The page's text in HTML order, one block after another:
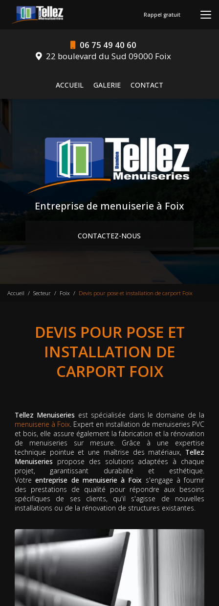
contenu
06 75 49 40 60
22 boulevard du Sud 09000 Foix
ACCUEIL
GALERIE CONTACT
Rappel gratuit
Entreprise de menuiserie à Foix
CONTACTEZ-NOUS
Accueil Secteur Foix Devis pour pose et installation de carport Foix
DEVIS POUR POSE ET
INSTALLATION DE
CARPORT FOIX
Tellez Menuiseries est spécialisée dans le domaine de la
menuiserie à Foix. Expert en installation de menuiseries PVC
et bois, elle assure également la fabrication et la rénovation
de menuiseries sur mesure. Grâce à une expertise
technique pointue et une maîtrise des matériaux, Tellez
Menuiseries propose des solutions adaptées à chaque
projet, garantissant durabilité et esthétique.
Votreentreprise de menuiserie à Foix s'engage à fournir
des prestations de qualité pour répondre aux besoins
spécifiques de ses clients, qu'il s'agisse de nouvelles
installations ou de la rénovation de structures existantes.